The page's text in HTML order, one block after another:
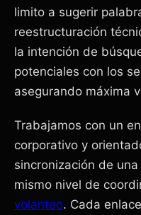
limito a sugerir
reestructuración
la intención de
potenciales con los
asegurando máxima
Trabajamos con un
corporativo y
sincronización de
mismo nivel de
volanteo. Cada